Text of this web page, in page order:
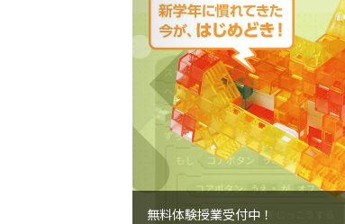
無料体験授業受付中！